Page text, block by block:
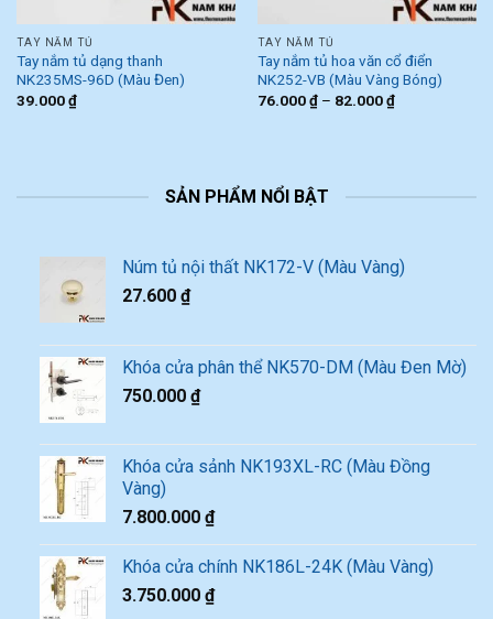
TAY NẮM TỦ
Tay nắm tủ dạng thanh
NK235MS-96D (Màu Đen)
39.000₫
TAY NẮM TỦ
Tay nắm tủ hoa văn cổ điển
NK252-VB (Màu Vàng Bóng)
76.000₫– 82.000₫
SẢN PHẨM NỔI BẬT
Núm tủ nội thất NK172-V (Màu Vàng)
27.600 ₫
Khóa cửa phân thể NK570-DM (Màu Đen Mờ)
750.000 ₫
Khóa cửa sảnh NK193XL-RC (Màu Đồng
Vàng)
7.800.000 ₫
Khóa cửa chính NK186L-24K (Màu Vàng)
3.750.000 ₫